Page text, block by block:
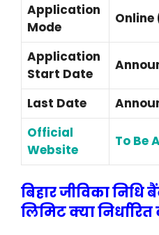
Application
Mode
Online
Application
Start Date
Last Date
Official
Website
To Be
बिहार जीविका
लिमिट क्या